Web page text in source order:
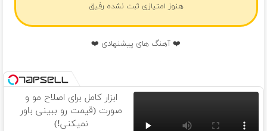
هنوز امتیازی ثبت نشده رفیق
❤️ آهنگ های پیشنهادی ❤️
ابزار کامل برای اصلاح مو و
صورت (قیمت رو ببینی باور
نمیکنی!)